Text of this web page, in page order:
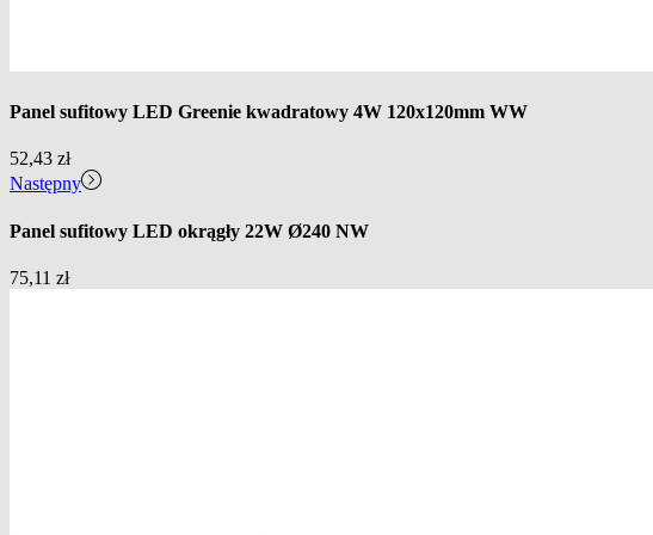
Panel sufitowy LED Greenie kwadratowy 4W 120x120mm WW
52,43 zł
Następny
Panel sufitowy LED okrągły 22W Ø240 NW
75,11 zł